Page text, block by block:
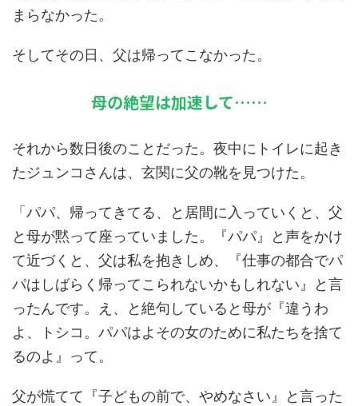
まらなかった。
そしてその日、父は帰ってこなかった。
母の絶望は加速して……
それから数日後のことだった。夜中にトイレに起き
たジュンコさんは、玄関に父の靴を見つけた。
「パパ、帰ってきてる、と居間に入っていくと、父
と母が黙って座っていました。『パパ』と声をかけ
て近づくと、父は私を抱きしめ、『仕事の都合でパ
パはしばらく帰ってこられないかもしれない』と言
ったんです。え、と絶句していると母が『違うわ
よ、トシコ。パパはよその女のために私たちを捨て
るのよ』って。
父が慌てて『子どもの前で、やめなさい』と言った